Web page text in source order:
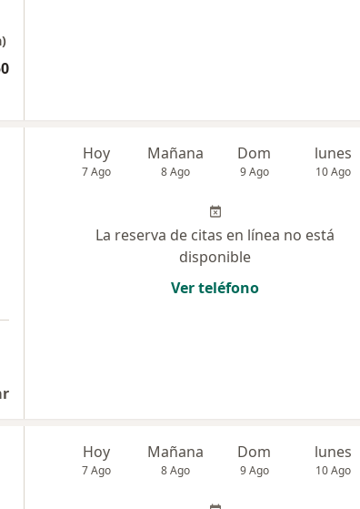
Hoy
7 Ago
Mañana
8 Ago
Dom
9 Ago
lunes
10 Ago
La reserva de citas en línea no está
disponible
Ver teléfono
Hoy
7 Ago
Mañana
8 Ago
Dom
9 Ago
lunes
10 Ago